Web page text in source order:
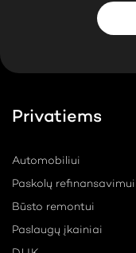
Privatiems
Automobiliui
Paskolų refinansavimui
Būsto remontui
Paslaugų įkainiai